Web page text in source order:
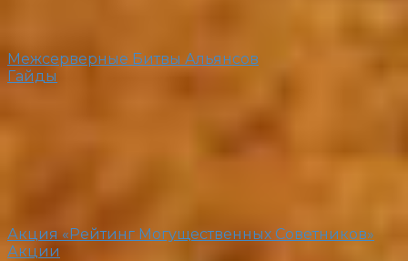
Межсерверные Битвы Альянсов
Гайды
Акция «Рейтинг Могущественных Советников»
Акции